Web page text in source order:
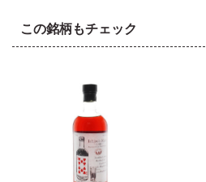
この銘柄もチェック